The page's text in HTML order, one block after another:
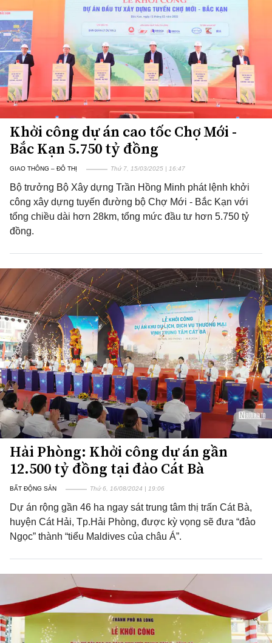
Khởi công dự án cao tốc Chợ Mới -
Bắc Kạn 5.750 tỷ đồng
GIAO THÔNG – ĐÔ THỊ Thứ 7, 15/03/2025 | 16:47
Bộ trưởng Bộ Xây dựng Trần Hồng Minh phát lệnh khởi
công xây dựng tuyến đường bộ Chợ Mới - Bắc Kạn với
tổng chiều dài hơn 28km, tổng mức đầu tư hơn 5.750 tỷ
đồng.
Hải Phòng: Khởi công dự án gần
12.500 tỷ đồng tại đảo Cát Bà
BẤT ĐỘNG SẢN Thứ 6, 16/08/2024 | 19:06
Dự án rộng gần 46 ha ngay sát trung tâm thị trấn Cát Bà,
huyện Cát Hải, Tp.Hải Phòng, được kỳ vọng sẽ đưa “đảo
Ngọc” thành “tiểu Maldives của châu Á”.